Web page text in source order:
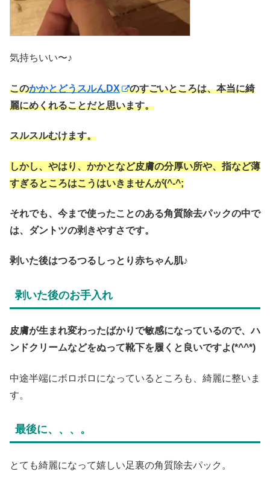
気持ちいい〜♪
このかかとどうスルんDX
のすごいところは、本当に綺
麗にめくれることだと思います。
スルスルむけます。
しかし、やはり、かかとなど皮膚の分厚い所や、指など薄
すぎるところはこうはいきませんが(^-^;
それでも、今まで使ったことのある角質除去パックの中で
は、ダントツの剥きやすさです。
剥いた後はつるつるしっとり赤ちゃん肌♪
剥いた後のお手入れ
皮膚が生まれ変わったばかりで敏感になっているので、ハ
ンドクリームなどをぬって靴下を履くと良いですよ(*^^*)
中途半端にボロボロになっているところも、綺麗に整いま
す。
最後に、、、。
とても綺麗になって嬉しい足裏の角質除去パック。